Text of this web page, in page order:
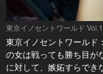
東京イノセントワールド
東京イノセントワールド
の女は戦っても勝ち目が
に対して、嫉妬すらでき